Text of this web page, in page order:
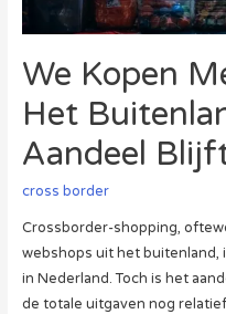
We Kopen
Het
Aandeel
cross border
Crossborder-shopping,
webshops uit het buitenland,
in Nederland. Toch is het
de totale uitgaven nog